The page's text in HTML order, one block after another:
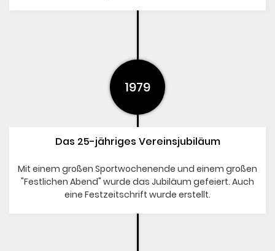
1979
Das 25-jähriges Vereinsjubiläum
Mit einem großen Sportwochenende und einem großen
"Festlichen Abend" wurde das Jubiläum gefeiert. Auch
eine Festzeitschrift wurde erstellt.